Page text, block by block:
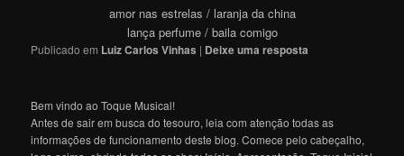
amor nas estrelas / laranja da china
lança perfume / baila comigo
Publicado em Luiz Carlos Vinhas | Deixe uma resposta
Bem vindo ao Toque Musical!
Antes de sair em busca do tesouro, leia com atenção todas as
informações de funcionamento deste blog. Comece pelo cabeçalho,